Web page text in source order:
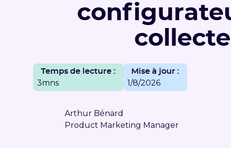
collecte
Temps de lecture :
3mns
Mise à jour :
1/8/2026
Arthur Bénard
Product Marketing Manager